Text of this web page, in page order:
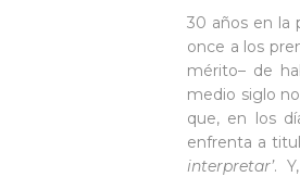
30 años en la
once a los
mérito– de
medio siglo
que, en los
enfrenta a
interpretar’.